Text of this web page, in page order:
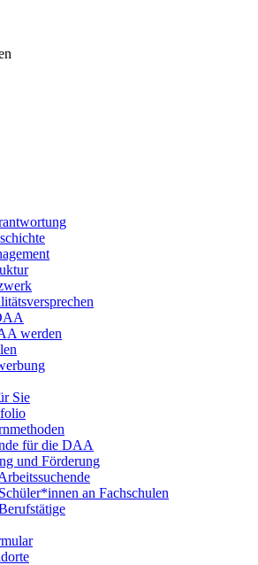
werden
Sie
für die DAA
und Förderung
an Fachschulen